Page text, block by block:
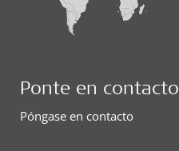
Ponte en contacto
Póngase en contacto